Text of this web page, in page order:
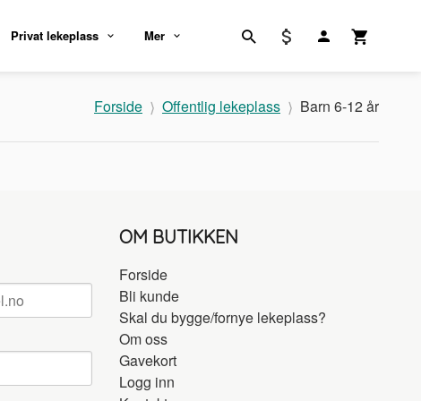
Privat lekeplass Mer
Forside Offentlig lekeplass Barn 6-12 år
OM BUTIKKEN
Forside
Bli kunde
Skal du bygge/fornye lekeplass?
Om oss
Gavekort
Logg inn